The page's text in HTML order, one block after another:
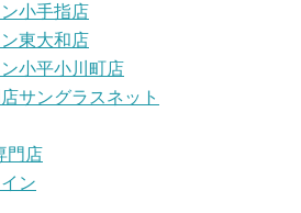
小手指店
東大和店
小平小川町店
サングラスネット
門店
ン